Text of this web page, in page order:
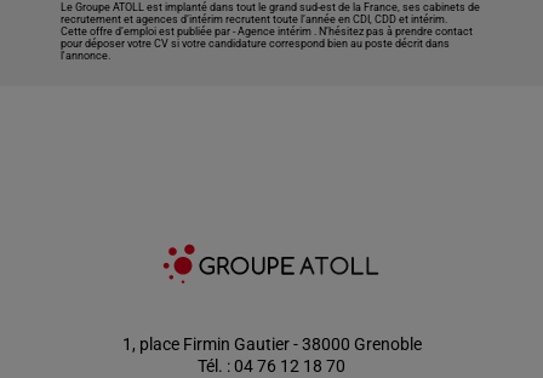
Le Groupe ATOLL est implanté dans tout le grand sud-est de la France, ses cabinets de
recrutement et agences d’intérim recrutent toute l’année en CDI, CDD et intérim.
Cette offre d’emploi est publiée par -Agence intérim . N’hésitez pas à prendre contact
pour déposer votre CV si votre candidature correspond bien au poste décrit dans
l'annonce.
1, place Firmin Gautier - 38000 Grenoble
Tél. : 04 76 12 18 70